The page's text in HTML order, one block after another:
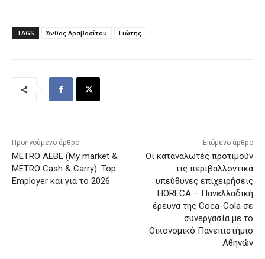
TAGS Άνθος Αραβοσίτου Γιώτης
Προηγούμενο άρθρο
METRO AEBE (My market &
METRO Cash & Carry): Top
Employer και για το 2026
Επόμενο άρθρο
Οι καταναλωτές προτιμούν
τις περιβαλλοντικά
υπεύθυνες επιχειρήσεις
HORECA – Πανελλαδική
έρευνα της Coca-Cola σε
συνεργασία με το
Οικονομικό Πανεπιστήμιο
Αθηνών